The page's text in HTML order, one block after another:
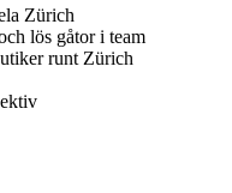
Zürich
lös gåtor i team
runt Zürich